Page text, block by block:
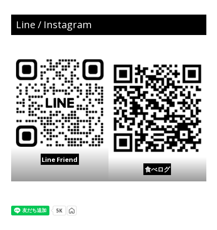
Line / Instagram
Line Friend
食べログ